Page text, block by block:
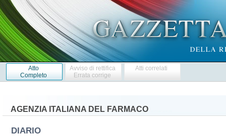
Atto
Completo
Avviso di rettifica
Errata corrige
Atti correlati
AGENZIA ITALIANA DEL FARMACO
DIARIO